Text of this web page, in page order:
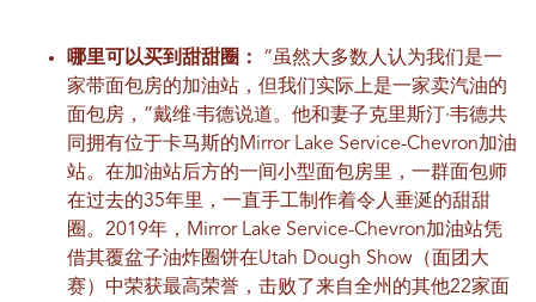
哪里可以买到甜甜圈：
“虽然大多数人认为我们是一
家带面包房的加油站，但我们实际上是一家卖汽油的
面包房，”戴维·韦德说道。他和妻子克里斯汀·韦德共
同拥有位于卡马斯的Mirror Lake Service-Chevron加油
站。在加油站后方的一间小型面包房里，一群面包师
在过去的35年里，一直手工制作着令人垂涎的甜甜
圈。2019年，Mirror Lake Service-Chevron加油站凭
借其覆盆子油炸圈饼在Utah Dough Show（面团大
赛）中荣获最高荣誉，击败了来自全州的其他22家面